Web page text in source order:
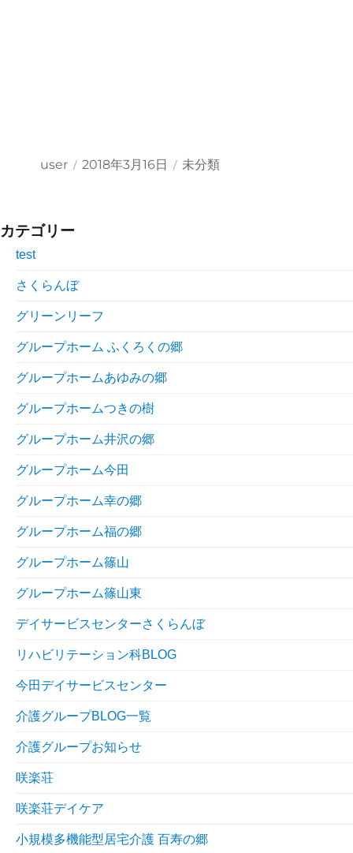
投
user
投
2018年3月16日
カ
未分類
カテゴリー
test
さくらんぼ
グリーンリーフ
グループホーム ふくろくの郷
グループホームあゆみの郷
グループホームつきの樹
グループホーム井沢の郷
グループホーム今田
グループホーム幸の郷
グループホーム福の郷
グループホーム篠山
グループホーム篠山東
デイサービスセンターさくらんぼ
リハビリテーション科BLOG
今田デイサービスセンター
介護グループBLOG一覧
介護グループお知らせ
咲楽荘
咲楽荘デイケア
小規模多機能型居宅介護 百寿の郷